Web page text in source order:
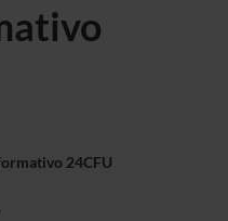
24CFU